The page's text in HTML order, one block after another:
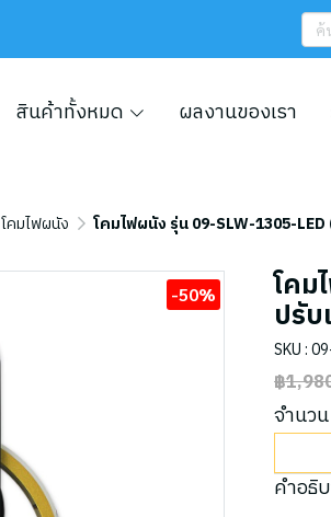
สินค้าทั้งหมด ผลงานของเรา
โคมไฟผนัง โคมไฟผนัง รุ่น 09-SLW-1305-
-50% โคม
ปรั
SKU :
฿
จำนวน
คำอธิ